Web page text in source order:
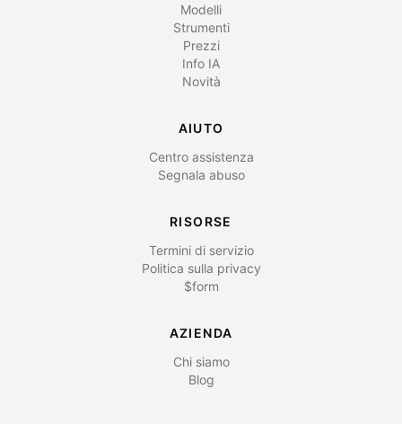
Modelli
Strumenti
Prezzi
Info IA
Novità
AIUTO
Centro assistenza
Segnala abuso
RISORSE
Termini di servizio
Politica sulla privacy
$form
AZIENDA
Chi siamo
Blog